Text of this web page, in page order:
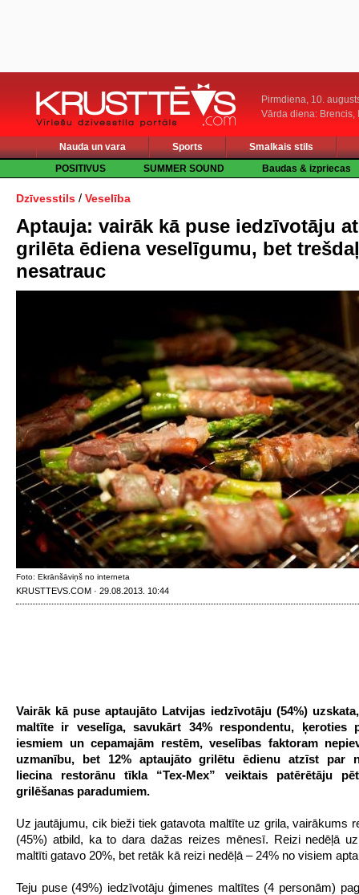
Pirmdiena, 10.
Vārda diena: Brencis,
Nauda un vara Sports
Smalkais stils
POSITIVUS
SUMMER SOUND Baudas & izpriecas
Dzīvesstils / Veselība
Aptauja: vairāk kā puse iedzīvotāju
grilēta ēdiena veselīgumu, bet
nesatrauc
Foto: Ekrānšāviņš no interneta
KRUSTTEVS.COM · 29.08.2013. 10:44
Vairāk kā puse aptaujāto Latvijas iedzīvotāju (54%)
maltīte ir veselīga, savukārt 34% respondentu, ķeroties
iesmiem un cepamajām restēm, veselības faktoram
uzmanību, bet 12% aptaujāto grilētu ēdienu atzīst par
liecina restorānu tīkla “Tex-Mex” veiktais patērētāju
grilēšanas paradumiem.
Uz jautājumu, cik bieži tiek gatavota maltīte uz grila, vairākums
(45%) atbild, ka to dara dažas reizes mēnesī. Reizi nedēļā
maltīti gatavo 20%, bet retāk kā reizi nedēļā – 24% no visiem
Teju puse (49%) iedzīvotāju ģimenes maltītes (4 personām)